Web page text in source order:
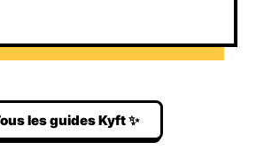
les guides Kyft ✨